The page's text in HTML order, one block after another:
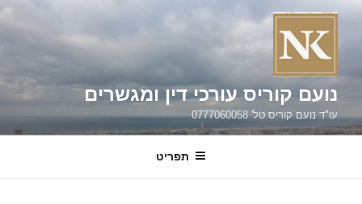
דילוג
נועם קוריס עורכי דין ומגשרים
עו"ד נועם קוריס טל' 0777060058
תפריט